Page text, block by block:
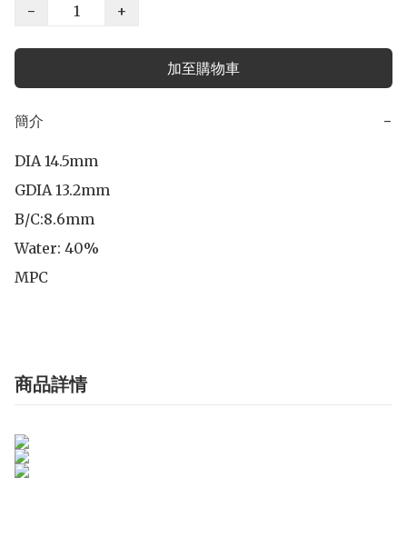
−
+
加至購物車
簡介 −
DIA 14.5mm
GDIA 13.2mm
B/C:8.6mm
Water: 40%
MPC
商品詳情